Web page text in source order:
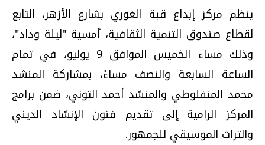
ينظم مركز إبداع قبة الغوري بشارع الأزهر، التابع
لقطاع صندوق التنمية الثقافية، أمسية "ليلة وداد"،
وذلك مساء الخميس الموافق 9 يوليو، في تمام
الساعة السابعة والنصف مساءً، بمشاركة المنشد
محمد المنفلوطي والمنشد أحمد التوني، ضمن برامج
المركز الرامية إلى تقديم فنون الإنشاد الديني
والتراث الموسيقي للجمهور.